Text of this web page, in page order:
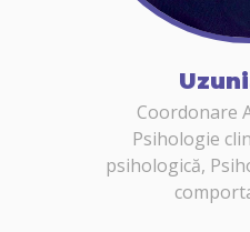
Coordonare
Psihologie
psihologică,